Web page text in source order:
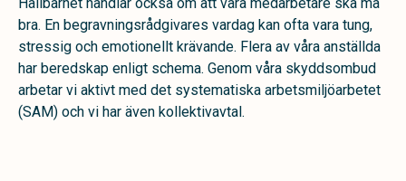
bra. En begravningsrådgivares vardag kan ofta vara tung,
stressig och emotionellt krävande. Flera av våra anställda
har beredskap enligt schema. Genom våra skyddsombud
arbetar vi aktivt med det systematiska arbetsmiljöarbetet
(SAM) och vi har även kollektivavtal.